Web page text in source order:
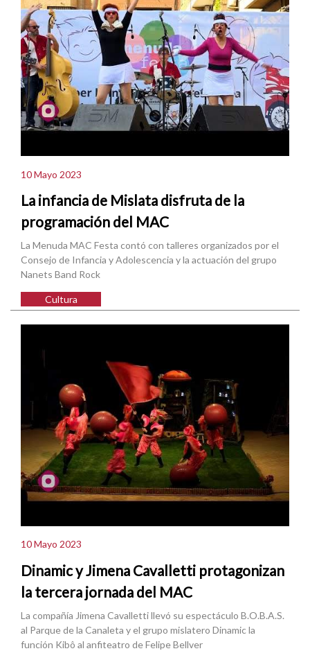
10 Mayo 2023
La infancia de Mislata disfruta de la
programación del MAC
La Menuda MAC Festa contó con talleres organizados por el
Consejo de Infancia y Adolescencia y la actuación del grupo
Nanets Band Rock
Cultura
10 Mayo 2023
Dinamic y Jimena Cavalletti protagonizan
la tercera jornada del MAC
La compañía Jimena Cavalletti llevó su espectáculo B.O.B.A.S.
al Parque de la Canaleta y el grupo mislatero Dinamic la
función Kibô al anfiteatro de Felipe Bellver